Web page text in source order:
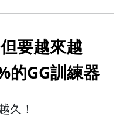
要越來越
的GG訓練器
久！